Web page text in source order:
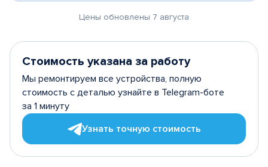
Цены обновлены 7 августа
Стоимость указана за работу
Мы ремонтируем все устройства, полную
стоимость с деталью узнайте в Telegram-боте
за 1 минуту
Узнать точную стоимость